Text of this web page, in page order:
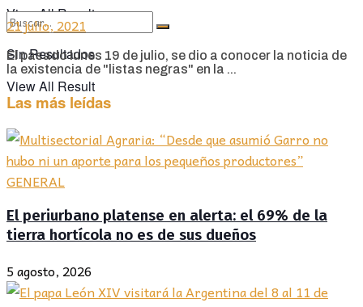
View All Result
Sin Resultados
View All Result
21 julio, 2021
El pasado lunes 19 de julio, se dio a conocer la noticia de
la existencia de "listas negras" en la ...
Las más leídas
GENERAL
El periurbano platense en alerta: el 69% de la
tierra hortícola no es de sus dueños
5 agosto, 2026